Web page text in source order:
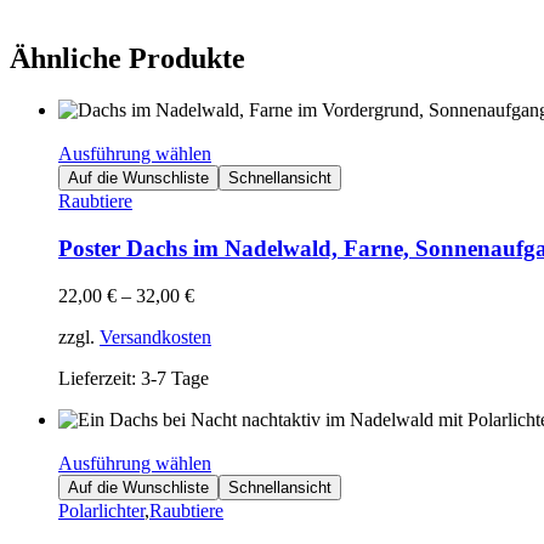
Ähnliche Produkte
Ausführung wählen
Auf die Wunschliste Schnellansicht
Raubtiere
Poster Dachs im Nadelwald, Farne,
22,00 € – 32,00 €
zzgl. Versandkosten
Lieferzeit: 3-7 Tage
Ausführung wählen
Auf die Wunschliste Schnellansicht
Polarlichter,Raubtiere